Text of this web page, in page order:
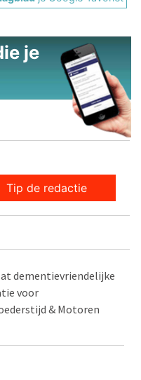
je
Tip de redactie
dementievriendelijke
voor
& Motoren